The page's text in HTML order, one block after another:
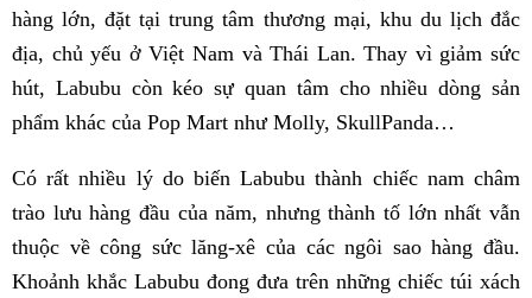
hàng lớn, đặt tại trung tâm thương mại, khu du lịch đắc
địa, chủ yếu ở Việt Nam và Thái Lan. Thay vì giảm sức
hút, Labubu còn kéo sự quan tâm cho nhiều dòng sản
phẩm khác của Pop Mart như Molly, SkullPanda…
Có rất nhiều lý do biến Labubu thành chiếc nam châm
trào lưu hàng đầu của năm, nhưng thành tố lớn nhất vẫn
thuộc về công sức lăng-xê của các ngôi sao hàng đầu.
Khoảnh khắc Labubu đong đưa trên những chiếc túi xách